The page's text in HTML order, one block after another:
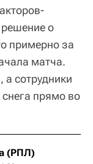
о
примерно за
матча.
сотрудники
прямо во
(РПЛ)